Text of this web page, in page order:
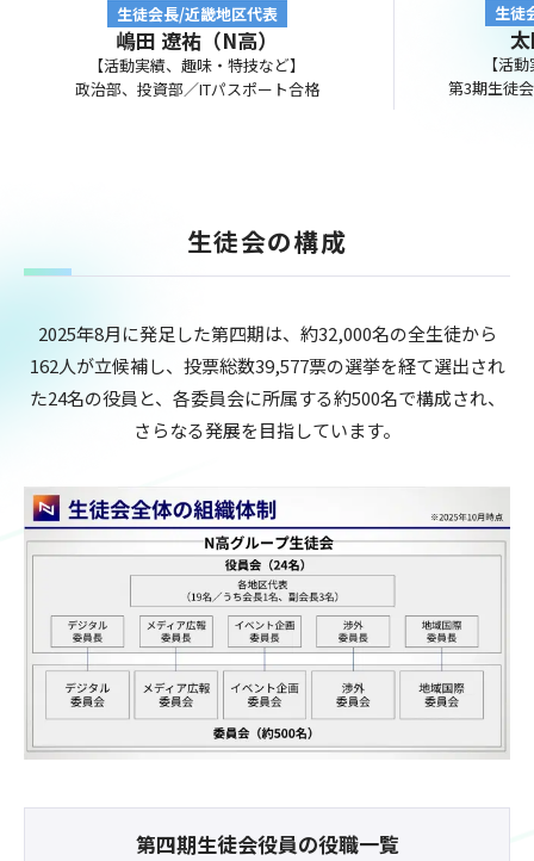
生徒会長/近畿地区代表
嶋田 遼祐（N高）
【活動実績、趣味・特技など】
政治部、投資部／ITパスポート合格
生徒
【活
第3期生徒
生徒会の構成
2025年8月に発足した第四期は、約32,000名の全生徒から
162人が立候補し、投票総数39,577票の選挙を経て選出され
た24名の役員と、各委員会に所属する約500名で構成され、
さらなる発展を目指しています。
第四期生徒会役員の役職一覧